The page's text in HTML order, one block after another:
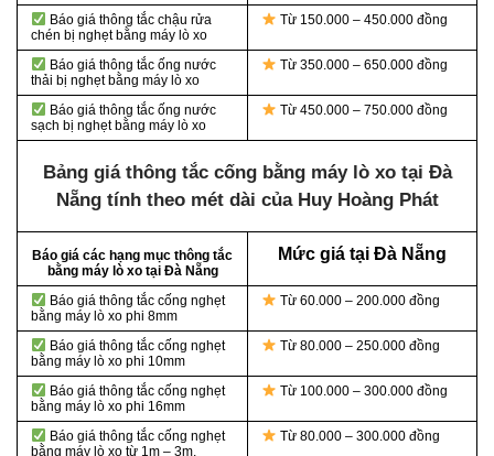
Báo giá thông tắc chậu rửa
chén bị nghẹt bằng máy lò xo
Từ 150.000 – 450.000 đồng
Báo giá thông tắc ống nước
thải bị nghẹt bằng máy lò xo
Từ 350.000 – 650.000 đồng
Báo giá thông tắc ống nước
sạch bị nghẹt bằng máy lò xo
Từ 450.000 – 750.000 đồng
Bảng giá thông tắc cống bằng máy lò xo tại Đà
Nẵng tính theo mét dài của Huy Hoàng Phát
Báo giá các hạng mục thông tắc
bằng máy lò xo tại Đà Nẵng
Mức giá tại Đà Nẵng
Báo giá thông tắc cống nghẹt
bằng máy lò xo phi 8mm
Từ 60.000 – 200.000 đồng
Báo giá thông tắc cống nghẹt
bằng máy lò xo phi 10mm
Từ 80.000 – 250.000 đồng
Báo giá thông tắc cống nghẹt
bằng máy lò xo phi 16mm
Từ 100.000 – 300.000 đồng
Báo giá thông tắc cống nghẹt
bằng máy lò xo từ 1m – 3m.
Từ 80.000 – 300.000 đồng